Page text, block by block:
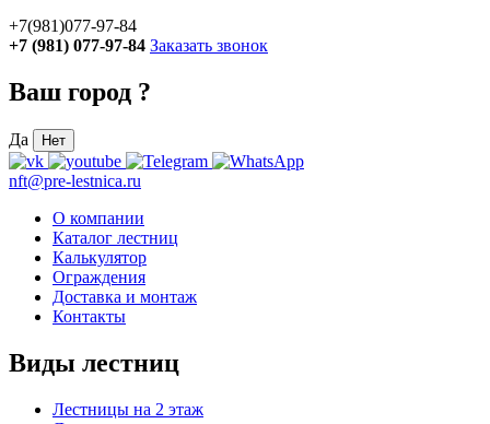
+7(981)077-97-84
+7 (981) 077-97-84 Заказать звонок
Ваш город ?
Да Нет
nft@pre-lestnica.ru
О компании
Каталог лестниц
Калькулятор
Ограждения
Доставка и монтаж
Контакты
Виды лестниц
Лестницы на 2 этаж